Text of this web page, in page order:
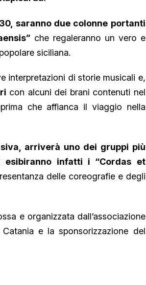
saranno due colonne portanti
che regaleranno un vero e
siciliana.
interpretazioni di storie musicali e,
con alcuni dei brani contenuti nel
che affianca il viaggio nella
arriverà uno dei gruppi più
esibiranno infatti i “Cordas et
delle coreografie e degli
e organizzata dall’associazione
e la sponsorizzazione del